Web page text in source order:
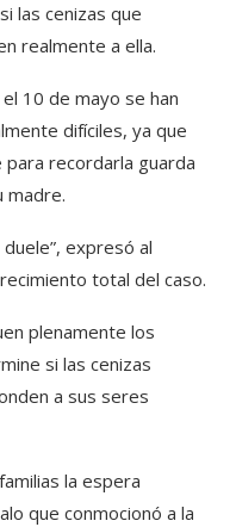
las cenizas que
realmente a ella.
10 de mayo se han
difíciles, ya que
recordarla guarda
madre.
expresó al
total del caso.
plenamente los
si las cenizas
a sus seres
la espera
que conmocionó a la